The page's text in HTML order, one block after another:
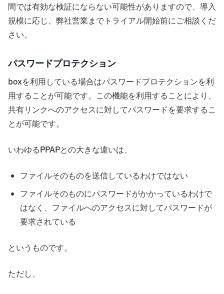
間では有効な検証にならない可能性がありますので、導入
規模に応じ、弊社営業までトライアル開始前にご相談くだ
さい。
パスワードプロテクション
boxを利用している場合はパスワードプロテクションを利
用することが可能です。この機能を利用することにより、
共有リンクへのアクセスに対してパスワードを要求するこ
とが可能です。
いわゆるPPAPとの大きな違いは、
ファイルそのものを送信しているわけではない
ファイルそのものにパスワードがかかっているわけで
はなく、ファイルへのアクセスに対してパスワードが
要求されている
というものです。
ただし、